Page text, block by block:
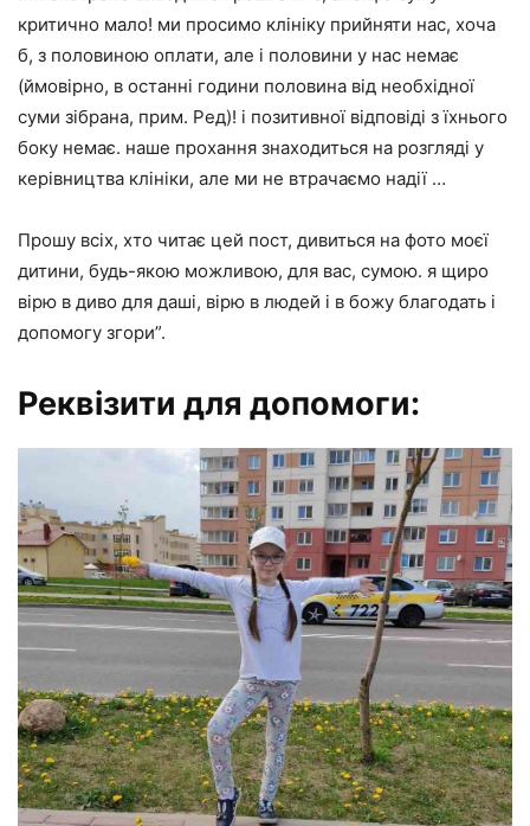
критично мало! ми просимо клініку прийняти нас, хоча
б, з половиною оплати, але і половини у нас немає
(ймовірно, в останні години половина від необхідної
суми зібрана, прим. Ред)! і позитивної відповіді з їхнього
боку немає. наше прохання знаходиться на розгляді у
керівництва клініки, але ми не втрачаємо надії …
Прошу всіх, хто читає цей пост, дивиться на фото моєї
дитини, будь-якою можливою, для вас, сумою. я щиро
вірю в диво для даші, вірю в людей і в божу благодать і
допомогу згори”.
Реквізити для допомоги: